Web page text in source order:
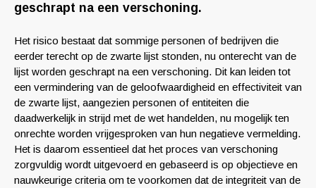
geschrapt na een verschoning.
Het risico bestaat dat sommige personen of bedrijven die
eerder terecht op de zwarte lijst stonden, nu onterecht van de
lijst worden geschrapt na een verschoning. Dit kan leiden tot
een vermindering van de geloofwaardigheid en effectiviteit van
de zwarte lijst, aangezien personen of entiteiten die
daadwerkelijk in strijd met de wet handelden, nu mogelijk ten
onrechte worden vrijgesproken van hun negatieve vermelding.
Het is daarom essentieel dat het proces van verschoning
zorgvuldig wordt uitgevoerd en gebaseerd is op objectieve en
nauwkeurige criteria om te voorkomen dat de integriteit van de